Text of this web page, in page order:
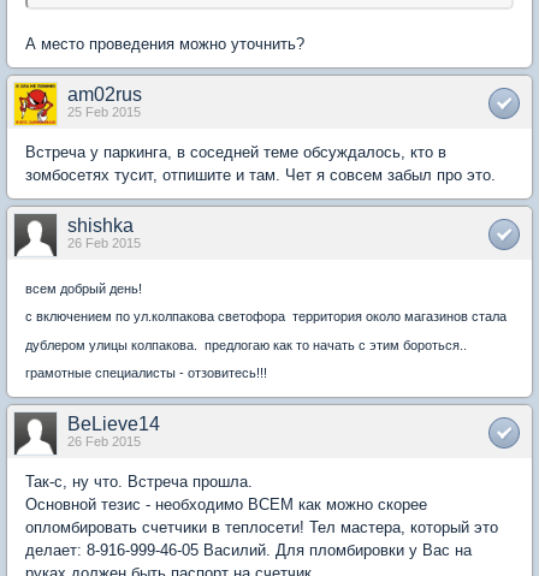
А место проведения можно уточнить?
am02rus
25 Feb 2015
Встреча у паркинга, в соседней теме обсуждалось, кто в
зомбосетях тусит, отпишите и там. Чет я совсем забыл про это.
shishka
26 Feb 2015
всем добрый день!
с включением по ул.колпакова светофора территория около магазинов стала
дублером улицы колпакова. предлогаю как то начать с этим бороться..
грамотные специалисты - отзовитесь!!!
BeLieve14
26 Feb 2015
Так-с, ну что. Встреча прошла.
Основной тезис - необходимо ВСЕМ как можно скорее
опломбировать счетчики в теплосети! Тел мастера, который это
делает: 8-916-999-46-05 Василий. Для пломбировки у Вас на